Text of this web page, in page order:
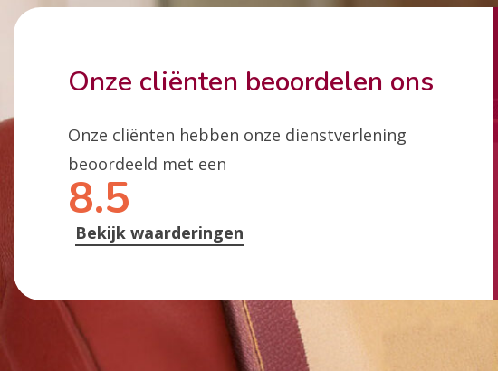
Onze cliënten beoordelen ons
Onze cliënten hebben onze dienstverlening
beoordeeld met een
8.5
Bekijk waarderingen